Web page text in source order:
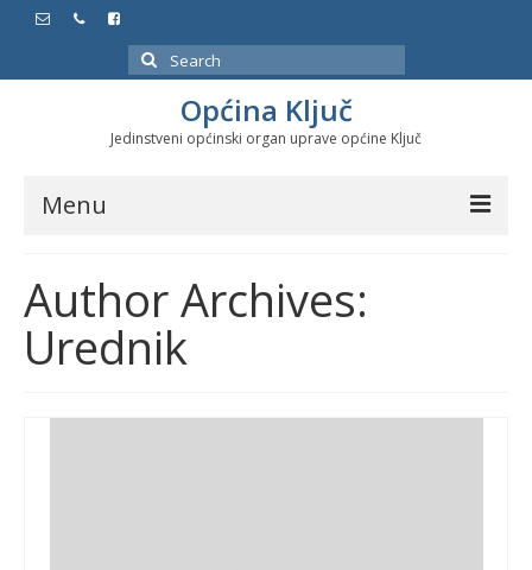
Search
for:
Općina Ključ
Jedinstveni općinski organ uprave općine Ključ
Menu
Službeni glasnici
Javne nabavke
Značajni datumi i manifestacije
Author Archives:
Urednik